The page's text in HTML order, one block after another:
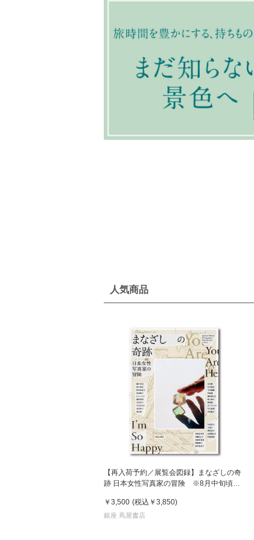
人気商品
【再入荷予約／展覧会図録】まなざしの奇
跡 日本女性写真家の冒険 ※8月中旬頃入
￥3,500 (税込 ￥3,850)
銀座 蔦屋書店